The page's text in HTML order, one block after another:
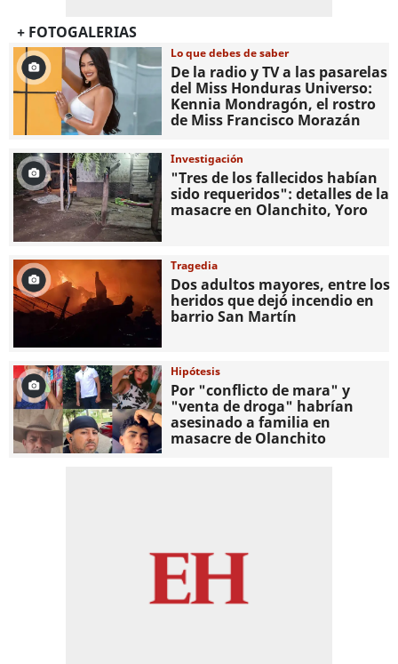
+ FOTOGALERIAS
Lo que debes de saber
De la radio y TV a las pasarelas
del Miss Honduras Universo:
Kennia Mondragón, el rostro
de Miss Francisco Morazán
Investigación
"Tres de los fallecidos habían
sido requeridos": detalles de la
masacre en Olanchito, Yoro
Tragedia
Dos adultos mayores, entre los
heridos que dejó incendio en
barrio San Martín
Hipótesis
Por "conflicto de mara" y
"venta de droga" habrían
asesinado a familia en
masacre de Olanchito